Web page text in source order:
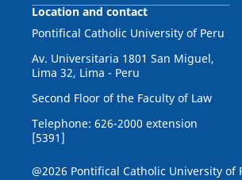
Location and contact
Pontifical Catholic University of Peru
Av. Universitaria 1801 San Miguel,
Lima 32, Lima - Peru
Second Floor of the Faculty of Law
Telephone: 626-2000 extension
[5391]
@2026 Pontifical Catholic University of